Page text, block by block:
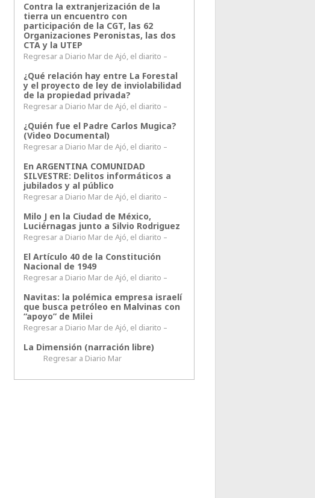
Contra la extranjerización de la
tierra un encuentro con
participación de la CGT, las 62
Organizaciones Peronistas, las dos
CTA y la UTEP
Regresar a Diario Mar de Ajó, el diarito –
¿Qué relación hay entre La Forestal
y el proyecto de ley de inviolabilidad
de la propiedad privada?
Regresar a Diario Mar de Ajó, el diarito –
¿Quién fue el Padre Carlos Mugica?
(Video Documental)
Regresar a Diario Mar de Ajó, el diarito –
En ARGENTINA COMUNIDAD
SILVESTRE: Delitos informáticos a
jubilados y al público
Regresar a Diario Mar de Ajó, el diarito –
Milo J en la Ciudad de México,
Luciérnagas junto a Silvio Rodriguez
Regresar a Diario Mar de Ajó, el diarito –
El Artículo 40 de la Constitución
Nacional de 1949
Regresar a Diario Mar de Ajó, el diarito –
Navitas: la polémica empresa israelí
que busca petróleo en Malvinas con
“apoyo” de Milei
Regresar a Diario Mar de Ajó, el diarito –
La Dimensión (narración libre)
Regresar a Diario Mar